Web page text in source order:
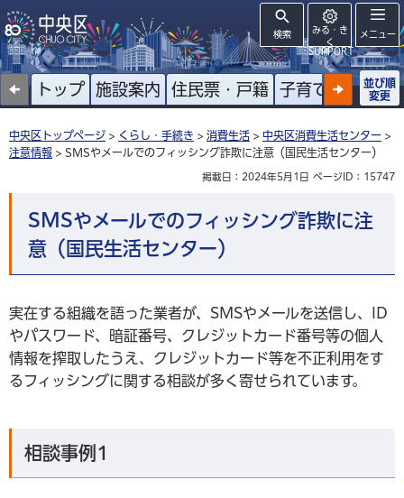
検索
みる・き
く
SUPPORT
メニュー
トップ 施設案内 住民票・戸籍 子育て 高齢者
並び順
変更
中央区トップページ > くらし・手続き > 消費生活 > 中央区消費生活センター >
注意情報 > SMSやメールでのフィッシング詐欺に注意（国民生活センター）
掲載日：2024年5月1日 ページID：15747
SMSやメールでのフィッシング詐欺に注
意（国民生活センター）
実在する組織を語った業者が、SMSやメールを送信し、ID
やパスワード、暗証番号、クレジットカード番号等の個人
情報を搾取したうえ、クレジットカード等を不正利用をす
るフィッシングに関する相談が多く寄せられています。
相談事例1